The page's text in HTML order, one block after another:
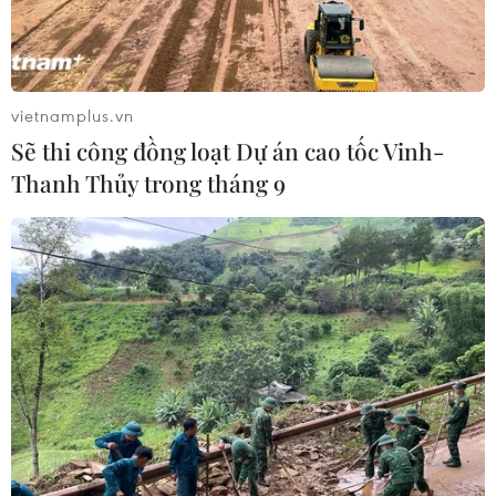
lưới Hive.
Ảnh minh họa. (Nguồn: Reuters)
Ngày 8/2, Chính phủ Mỹ thông báo treo thưởng
10 triệu USD cho thông tin về những kẻ đứng
sau chương trình mã độc "Hive" bị đánh sập vào
vietnamplus.vn
Sẽ thi công đồng loạt Dự án cao tốc Vinh-
Thanh Thủy trong tháng 9